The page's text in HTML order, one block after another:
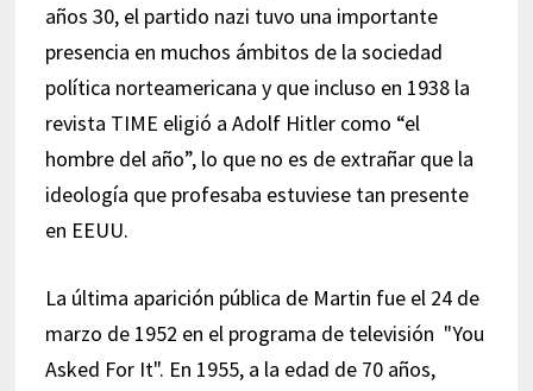
años 30, el partido nazi tuvo una importante
presencia en muchos ámbitos de la sociedad
política norteamericana y que incluso en 1938 la
revista TIME eligió a Adolf Hitler como “el
hombre del año”, lo que no es de extrañar que la
ideología que profesaba estuviese tan presente
en EEUU.
La última aparición pública de Martin fue el 24 de
marzo de 1952 en el programa de televisión "You
Asked For It". En 1955, a la edad de 70 años,